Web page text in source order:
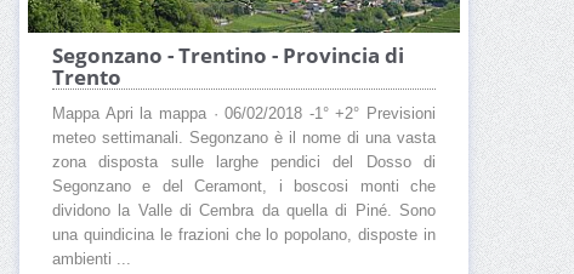
Segonzano - Trentino - Provincia di
Trento
Mappa Apri la mappa · 06/02/2018 -1° +2° Previsioni
meteo settimanali. Segonzano è il nome di una vasta
zona disposta sulle larghe pendici del Dosso di
Segonzano e del Ceramont, i boscosi monti che
dividono la Valle di Cembra da quella di Piné. Sono
una quindicina le frazioni che lo popolano, disposte in
ambienti ...